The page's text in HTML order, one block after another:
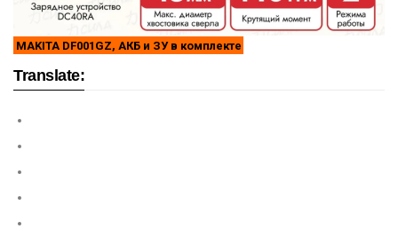
MAKITA DF001GZ, АКБ и ЗУ в комплекте
Translate: